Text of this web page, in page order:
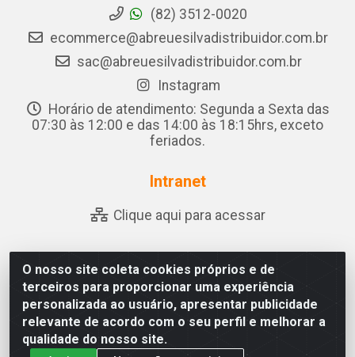
O nosso site coleta cookies próprios e de
terceiros para proporcionar uma experiência
personalizada ao usuário, apresentar publicidade
relevante de acordo com o seu perfil e melhorar a
qualidade do nosso site.
(82) 3512-0020
ecommerce@abreuesilvadistribuidor.com.br
sac@abreuesilvadistribuidor.com.br
Instagram
Horário de atendimento: Segunda a Sexta das
07:30 às 12:00 e das 14:00 às 18:15hrs, exceto
feriados.
Intranet
Clique aqui para acessar
Abreu & Silva - Rua Padre Jose de Souza Leite, 265 - Ariado,
Olho D'Água das Flores/AL - CEP 57.442-000 - CNPJ
04.790.656/0001-06